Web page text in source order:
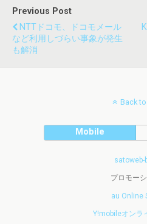
Previous Post
NTTドコモ、ドコモメール
など利用しづらい事象が発生
も解消
Back
Mobile
satoweb-
プロモー
au Online
Y!mobileオンラ